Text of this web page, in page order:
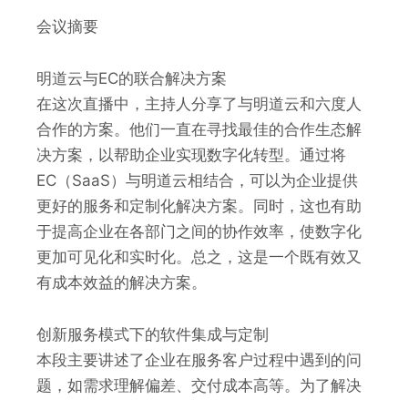
会议摘要
明道云与EC的联合解决方案
在这次直播中，主持人分享了与明道云和六度人
合作的方案。他们一直在寻找最佳的合作生态解
决方案，以帮助企业实现数字化转型。通过将
EC（SaaS）与明道云相结合，可以为企业提供
更好的服务和定制化解决方案。同时，这也有助
于提高企业在各部门之间的协作效率，使数字化
更加可见化和实时化。总之，这是一个既有效又
有成本效益的解决方案。
创新服务模式下的软件集成与定制
本段主要讲述了企业在服务客户过程中遇到的问
题，如需求理解偏差、交付成本高等。为了解决